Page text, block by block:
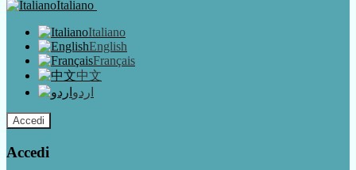
Italiano
Italiano
English
Français
中文
اردو
Accedi
Accedi